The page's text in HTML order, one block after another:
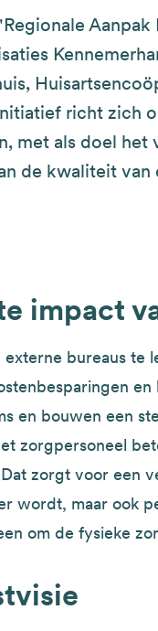
richt zich
met als doel
de kwaliteit van
impact
bureaus te
en bouwen een
zorgpersoneel
zorgt voor een
wordt, maar ook
om de fysieke